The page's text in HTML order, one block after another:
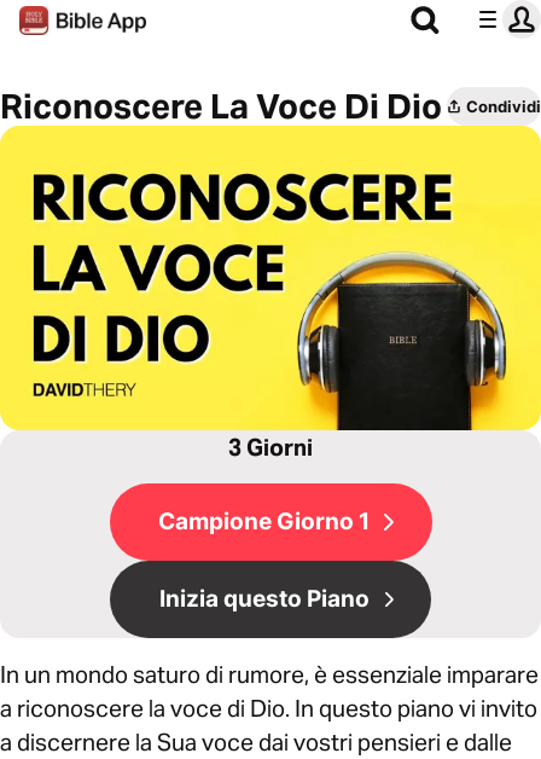
Riconoscere La Voce Di Dio Condividi
3 Giorni
Campione Giorno 1
Inizia questo Piano
In un mondo saturo di rumore, è essenziale imparare
a riconoscere la voce di Dio. In questo piano vi invito
a discernere la Sua voce dai vostri pensieri e dalle